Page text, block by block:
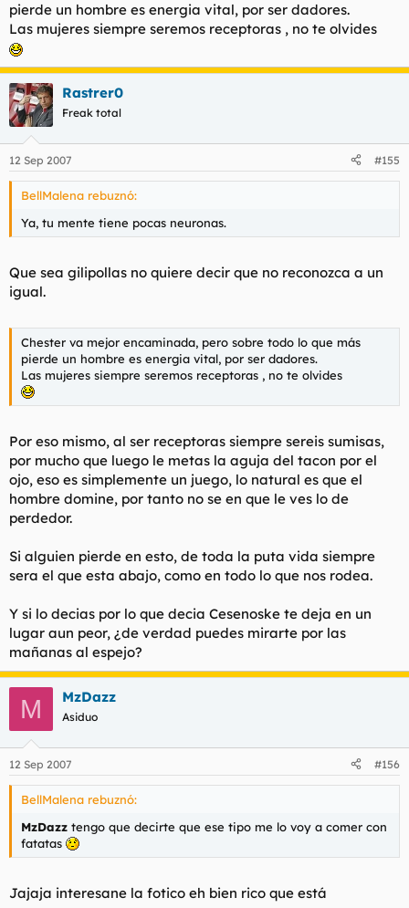
pierde un hombre es energia vital, por ser dadores.
Las mujeres siempre seremos receptoras , no te olvides
Rastrer0
Freak total
12 Sep 2007 #155
BellMalena rebuznó:
Ya, tu mente tiene pocas neuronas.
Que sea gilipollas no quiere decir que no reconozca a un
igual.
Chester va mejor encaminada, pero sobre todo lo que más
pierde un hombre es energia vital, por ser dadores.
Las mujeres siempre seremos receptoras , no te olvides
Por eso mismo, al ser receptoras siempre sereis sumisas,
por mucho que luego le metas la aguja del tacon por el
ojo, eso es simplemente un juego, lo natural es que el
hombre domine, por tanto no se en que le ves lo de
perdedor.
Si alguien pierde en esto, de toda la puta vida siempre
sera el que esta abajo, como en todo lo que nos rodea.
Y si lo decias por lo que decia Cesenoske te deja en un
lugar aun peor, ¿de verdad puedes mirarte por las
mañanas al espejo?
M MzDazz
Asiduo
12 Sep 2007 #156
BellMalena rebuznó:
MzDazz tengo que decirte que ese tipo me lo voy a comer con
fatatas
Jajaja interesane la fotico eh bien rico que está